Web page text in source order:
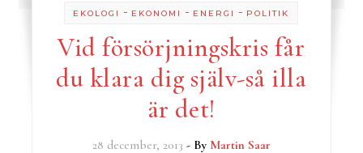
EKOLOGI - EKONOMI - ENERGI - POLITIK
Vid försörjningskris får
du klara dig själv-så illa
är det!
28 december, 2013 - By Martin Saar